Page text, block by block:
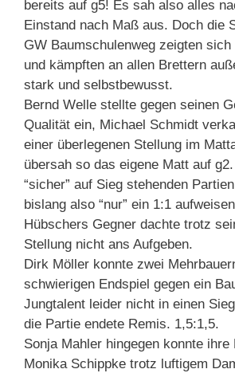
bereits auf g5! Es sah also alles
Einstand nach Maß aus. Doch die
GW Baumschulenweg zeigten
und kämpften an allen Brettern
stark und selbstbewusst.
Bernd Welle stellte gegen seinen
Qualität ein, Michael Schmidt
einer überlegenen Stellung im
übersah so das eigene Matt auf
“sicher” auf Sieg stehenden
bislang also “nur” ein 1:1
Hübschers Gegner dachte trotz
Stellung nicht ans Aufgeben.
Dirk Möller konnte zwei
schwierigen Endspiel gegen ein
Jungtalent leider nicht in einen
die Partie endete Remis. 1,5:1,5.
Sonja Mahler hingegen konnte ihre
Monika Schippke trotz luftigem